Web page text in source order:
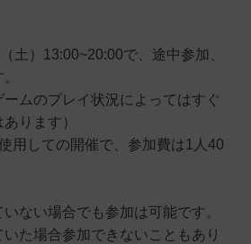
土）13:00~20:00で、途中参加、
ームのプレイ状況によってはすぐ
ります）
用しての開催で、参加費は1人40
ない場合でも参加は可能です。
た場合参加できないこともあり